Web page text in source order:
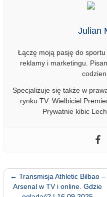
Julian
Łączę moją pasję do
reklamy i marketingu.
Specjalizuje się także w
rynku TV. Wielbiciel
Prywatnie kibic
← Transmisja Athletic Bilbao –
Arsenal w TV i online. Gdzie